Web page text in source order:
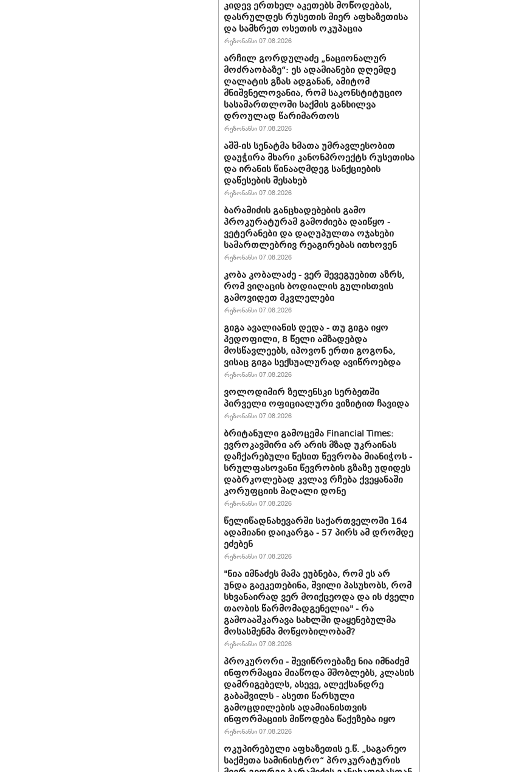
კიდევ ერთხელ აკეთებს მოწოდებას,
დასრულდეს რუსეთის მიერ აფხაზეთისა
და სამხრეთ ოსეთის ოკუპაცია
რეზონანსი 07.08.2026
არჩილ გორდულაძე „ნაციონალურ
მოძრაობაზე“: ეს ადამიანები დღემდე
ღალატის გზას ადგანან, ამიტომ
მნიშვნელოვანია, რომ საკონსტიტუციო
სასამართლოში საქმის განხილვა
დროულად წარიმართოს
რეზონანსი 07.08.2026
აშშ-ის სენატმა ხმათა უმრავლესობით
დაუჭირა მხარი კანონპროექტს რუსეთისა
და ირანის წინააღმდეგ სანქციების
დაწესების შესახებ
რეზონანსი 07.08.2026
ბარამიძის განცხადებების გამო
პროკურატურამ გამოძიება დაიწყო -
ვეტერანები და დაღუპულთა ოჯახები
სამართლებრივ რეაგირებას ითხოვენ
რეზონანსი 07.08.2026
კობა კობალაძე - ვერ შევეგუებით აზრს,
რომ ვიღაცის ბოდიალის გულისთვის
გამოვიდეთ მკვლელები
რეზონანსი 07.08.2026
გიგა ავალიანის დედა - თუ გიგა იყო
პედოფილი, 8 წელი ამზადებდა
მოსწავლეებს, იპოვონ ერთი გოგონა,
ვისაც გიგა სექსუალურად ავიწროებდა
რეზონანსი 07.08.2026
ვოლოდიმირ ზელენსკი სერბეთში
პირველი ოფიციალური ვიზიტით ჩავიდა
რეზონანსი 07.08.2026
ბრიტანული გამოცემა Financial Times:
ევროკავშირი არ არის მზად უკრაინას
დაჩქარებული წესით წევრობა მიანიჭოს -
სრულფასოვანი წევრობის გზაზე უდიდეს
დაბრკოლებად კვლავ რჩება ქვეყანაში
კორუფციის მაღალი დონე
რეზონანსი 07.08.2026
წელიწადნახევარში საქართველოში 164
ადამიანი დაიკარგა - 57 პირს ამ დრომდე
ეძებენ
რეზონანსი 07.08.2026
"ნია იმნაძეს მამა ეუბნება, რომ ეს არ
უნდა გაეკეთებინა, შვილი პასუხობს, რომ
სხვანაირად ვერ მოიქცეოდა და ის ძველი
თაობის წარმომადგენელია" - რა
გამოააშკარავა სახლში დაყენებულმა
მოსასმენმა მოწყობილობამ?
რეზონანსი 07.08.2026
პროკურორი - შევიწროებაზე ნია იმნაძემ
ინფორმაცია მიაწოდა მშობლებს, კლასის
დამრიგებელს, ასევე, ალექსანდრე
გაბაშვილს - ასეთი წარსული
გამოცდილების ადამიანისთვის
ინფორმაციის მიწოდება წაქეზება იყო
რეზონანსი 07.08.2026
ოკუპირებული აფხაზეთის ე.წ. „საგარეო
საქმეთა სამინისტრო“ პროკურატურის